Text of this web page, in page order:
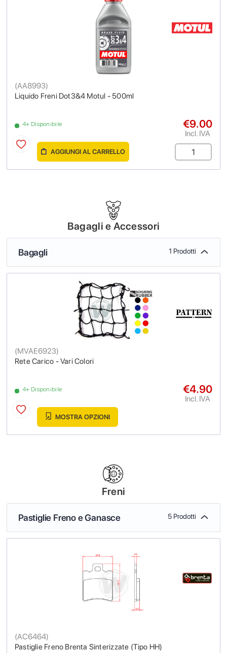
Liquido Freni Dot3&4 Motul - 500ml
(AA8993)
4+ Disponibile €9.00
Incl. IVA
AGGIUNGI AL CARRELLO
Bagagli e Accessori
Bagagli 1 Prodotti
Rete Carico - Vari Colori
(MVAE6923)
4+ Disponibile €4.90
Incl. IVA
MOSTRA OPZIONI
Freni
Pastiglie Freno e Ganasce 5 Prodotti
Pastiglie Freno Brenta Sinterizzate (Tipo HH)
(AC6464)